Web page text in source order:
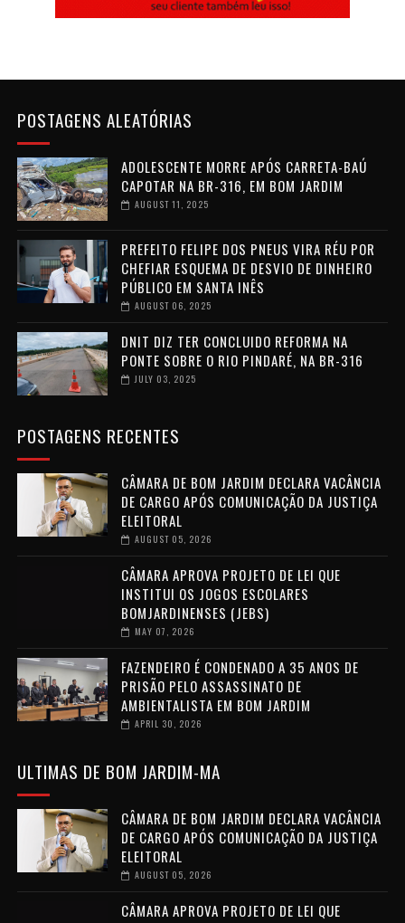
POSTAGENS ALEATÓRIAS
ADOLESCENTE MORRE APÓS CARRETA-BAÚ
CAPOTAR NA BR-316, EM BOM JARDIM
AUGUST 11, 2025
PREFEITO FELIPE DOS PNEUS VIRA RÉU POR
CHEFIAR ESQUEMA DE DESVIO DE DINHEIRO
PÚBLICO EM SANTA INÊS
AUGUST 06, 2025
DNIT DIZ TER CONCLUIDO REFORMA NA
PONTE SOBRE O RIO PINDARÉ, NA BR-316
JULY 03, 2025
POSTAGENS RECENTES
CÂMARA DE BOM JARDIM DECLARA VACÂNCIA
DE CARGO APÓS COMUNICAÇÃO DA JUSTIÇA
ELEITORAL
AUGUST 05, 2026
CÂMARA APROVA PROJETO DE LEI QUE
INSTITUI OS JOGOS ESCOLARES
BOMJARDINENSES (JEBS)
MAY 07, 2026
FAZENDEIRO É CONDENADO A 35 ANOS DE
PRISÃO PELO ASSASSINATO DE
AMBIENTALISTA EM BOM JARDIM
APRIL 30, 2026
ULTIMAS DE BOM JARDIM-MA
CÂMARA DE BOM JARDIM DECLARA VACÂNCIA
DE CARGO APÓS COMUNICAÇÃO DA JUSTIÇA
ELEITORAL
AUGUST 05, 2026
CÂMARA APROVA PROJETO DE LEI QUE